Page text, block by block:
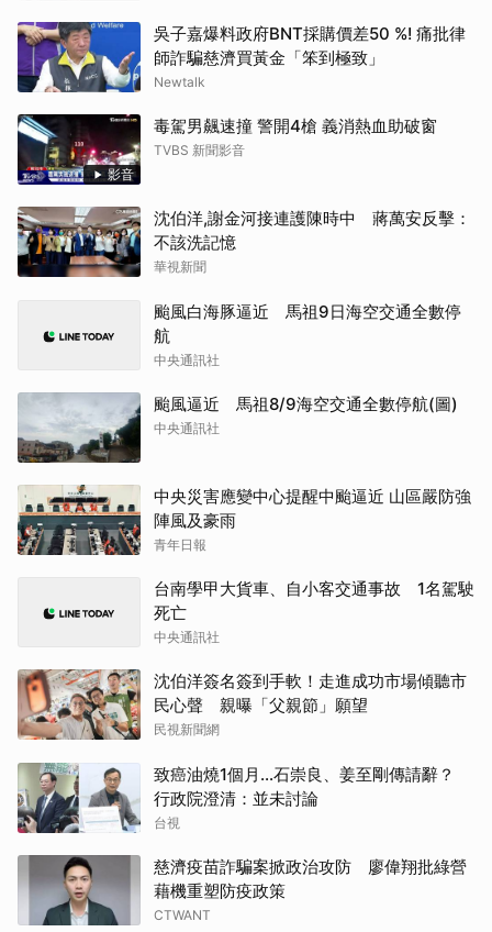
吳子嘉爆料政府BNT採購價差50 %! 痛批律
師詐騙慈濟買黃金「笨到極致」
Newtalk
影音
毒駕男飆速撞 警開4槍 義消熱血助破窗
TVBS 新聞影音
沈伯洋,謝金河接連護陳時中 蔣萬安反擊：
不該洗記憶
華視新聞
颱風白海豚逼近 馬祖9日海空交通全數停
航
中央通訊社
颱風逼近 馬祖8/9海空交通全數停航(圖)
中央通訊社
中央災害應變中心提醒中颱逼近 山區嚴防強
陣風及豪雨
青年日報
台南學甲大貨車、自小客交通事故 1名駕駛
死亡
中央通訊社
沈伯洋簽名簽到手軟！走進成功市場傾聽市
民心聲 親曝「父親節」願望
民視新聞網
致癌油燒1個月...石崇良、姜至剛傳請辭？
行政院澄清：並未討論
台視
慈濟疫苗詐騙案掀政治攻防 廖偉翔批綠營
藉機重塑防疫政策
CTWANT